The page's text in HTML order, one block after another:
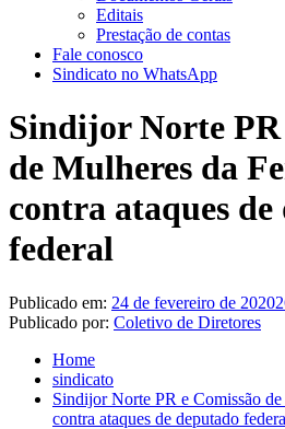
Editais
Prestação de contas
Fale conosco
Sindicato no WhatsApp
Sindijor Norte PR
de Mulheres da
contra ataques de
federal
Publicado em: 24 de fevereiro de 2020
Publicado por: Coletivo de Diretores
Home
sindicato
Sindijor Norte PR e Comissão
contra ataques de deputado